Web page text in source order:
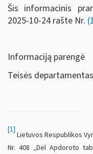
Šis informacinis
2025-10-24 rašte Nr.
Informaciją parengė
Teisės departamentas
[1]
Lietuvos Respublikos
Nr. 408 „Dėl Apdoroto